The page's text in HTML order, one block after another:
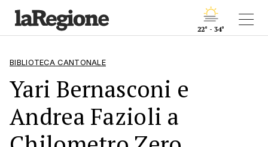
22° - 34°
BIBLIOTECA CANTONALE
Yari Bernasconi e
Andrea Fazioli a